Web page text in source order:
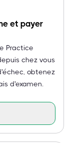
et payer
Practice
chez vous
obtenez
d'examen.